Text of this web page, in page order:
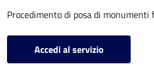
Procedimento di posa di monumenti
Accedi al servizio